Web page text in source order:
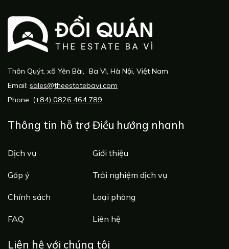
Thôn Quýt, xã Yên Bài, Ba Vì, Hà Nội, Việt Nam
Email: sales@theestatebavi.com
Phone: (+84) 0826.464.789
Thông tin hỗ trợ
Dịch vụ
Góp ý
Chính sách
FAQ
Điều hướng nhanh
Giới thiệu
Trải nghiệm dịch vụ
Loại phòng
Liên hệ
Liên hệ với chúng tôi